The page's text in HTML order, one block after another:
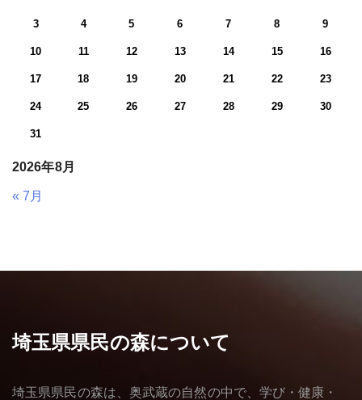
2026年8月
3 4 5 6 7 8 9
10 11 12 13 14 15 16
17 18 19 20 21 22 23
24 25 26 27 28 29 30
31
« 7月
埼玉県県民の森について
埼玉県県民の森は、奥武蔵の自然の中で、学び・健康・